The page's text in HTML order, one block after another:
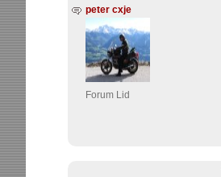
peter cxje
Forum Lid